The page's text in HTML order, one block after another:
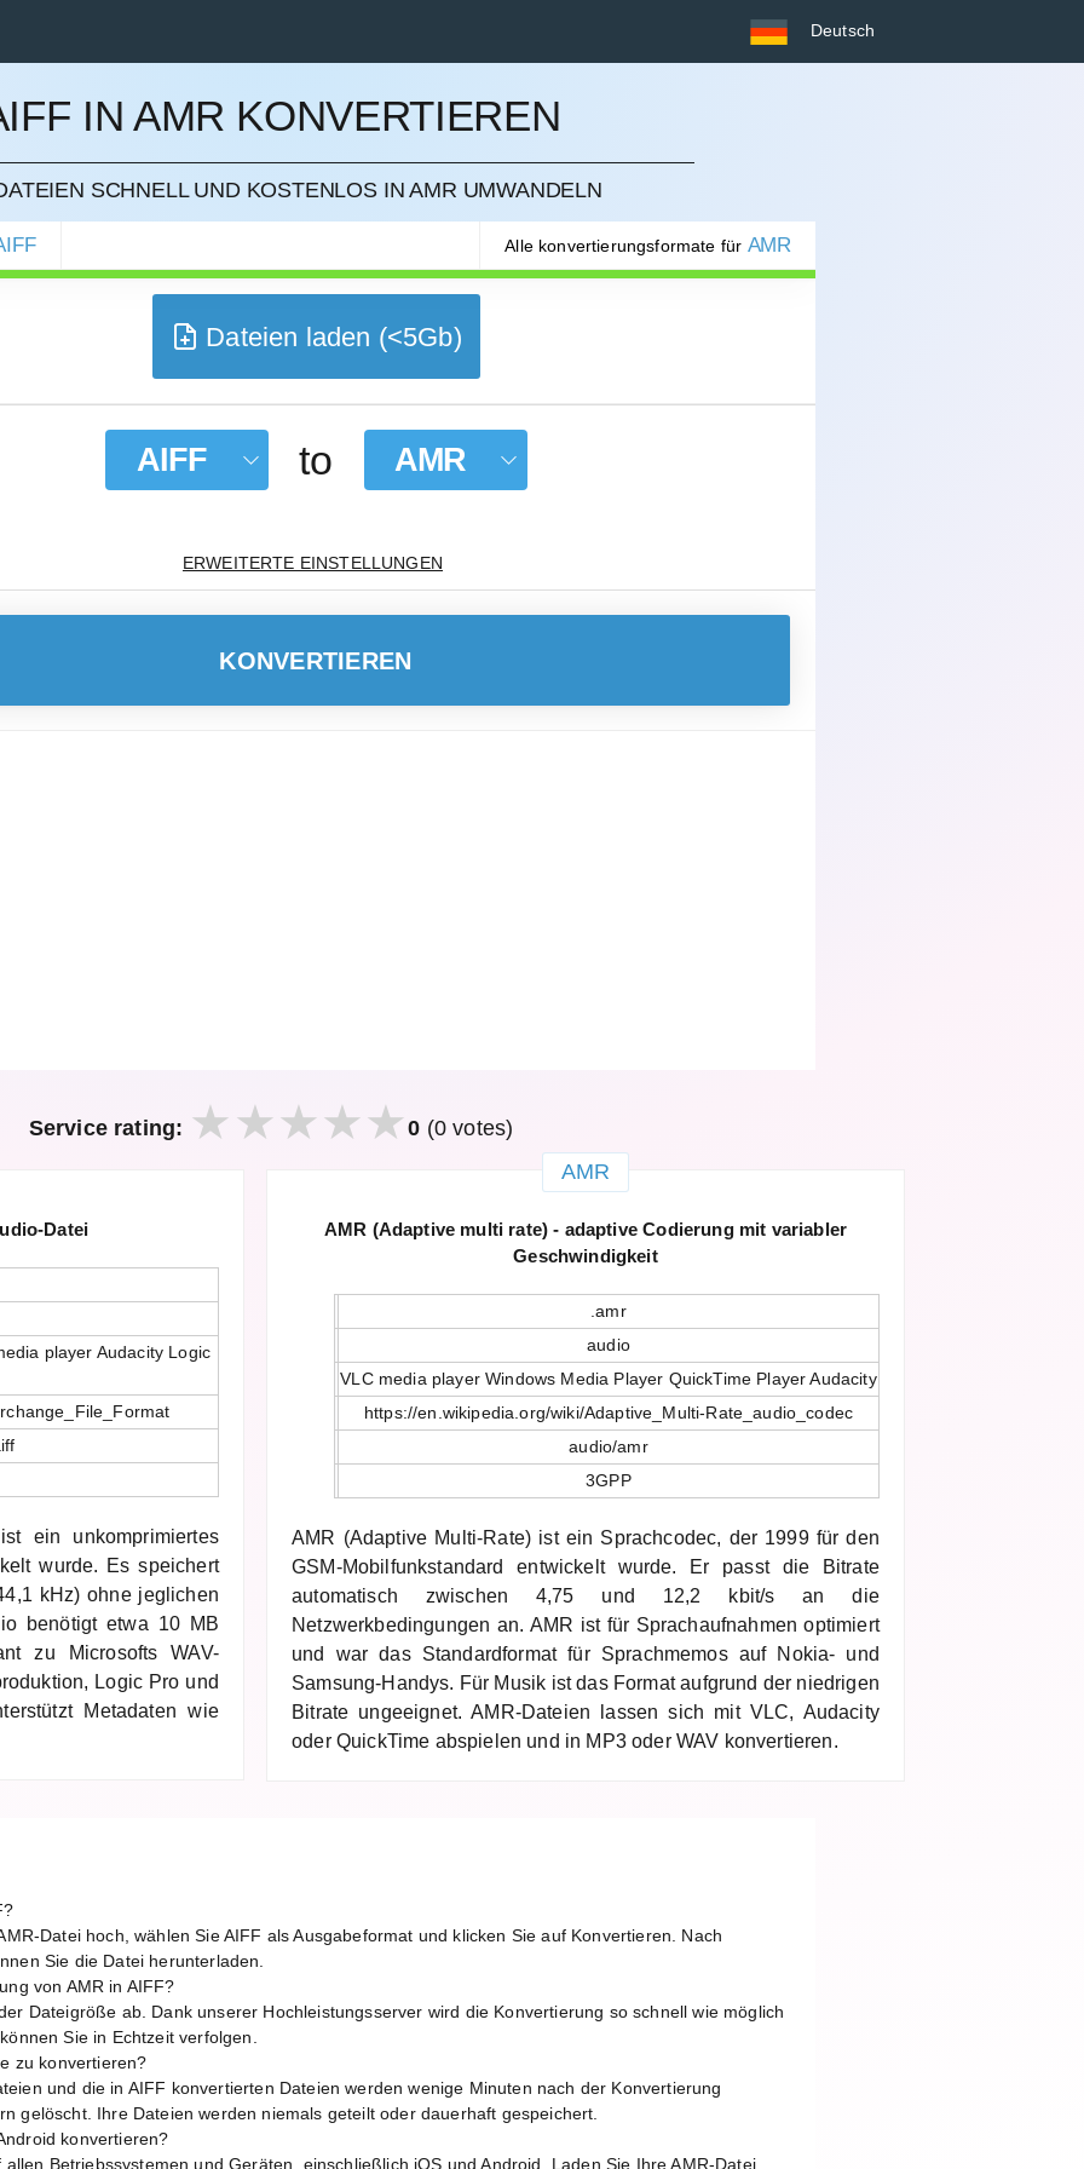
Deutsch
IN AMR KONVERTIEREN
SCHNELL UND KOSTENLOS IN AMR UMWANDELN
Alle konvertierungsformate für AMR
Dateien laden (<5Gb)
AIFF to AMR
ERWEITERTE EINSTELLUNGEN
KONVERTIEREN
Service rating: 0 (0 votes)
Datei
player Audacity Logic
ein unkomprimiertes
wurde. Es speichert
kHz) ohne jeglichen
benötigt etwa 10 MB
zu Microsofts WAV-
Logic Pro und
Metadaten wie
AMR
AMR (Adaptive multi rate) - adaptive Codierung mit variabler
Geschwindigkeit
.amr
audio
VLC media player Windows Media Player QuickTime Player Audacity
https://en.wikipedia.org/wiki/Adaptive_Multi-Rate_audio_codec
audio/amr
3GPP
AMR (Adaptive Multi-Rate) ist ein Sprachcodec, der 1999 für den
GSM-Mobilfunkstandard entwickelt wurde. Er passt die Bitrate
automatisch zwischen 4,75 und 12,2 kbit/s an die
Netzwerkbedingungen an. AMR ist für Sprachaufnahmen optimiert
und war das Standardformat für Sprachmemos auf Nokia- und
Samsung-Handys. Für Musik ist das Format aufgrund der niedrigen
Bitrate ungeeignet. AMR-Dateien lassen sich mit VLC, Audacity
oder QuickTime abspielen und in MP3 oder WAV konvertieren.
Datei hoch, wählen Sie AIFF als Ausgabeformat und klicken Sie auf Konvertieren. Nach
Sie die Datei herunterladen.
von AMR in AIFF?
Dateigröße ab. Dank unserer Hochleistungsserver wird die Konvertierung so schnell wie möglich
Sie in Echtzeit verfolgen.
zu konvertieren?
und die in AIFF konvertierten Dateien werden wenige Minuten nach der Konvertierung
gelöscht. Ihre Dateien werden niemals geteilt oder dauerhaft gespeichert.
konvertieren?
Betriebssystemen und Geräten, einschließlich iOS und Android. Laden Sie Ihre AMR-Datei